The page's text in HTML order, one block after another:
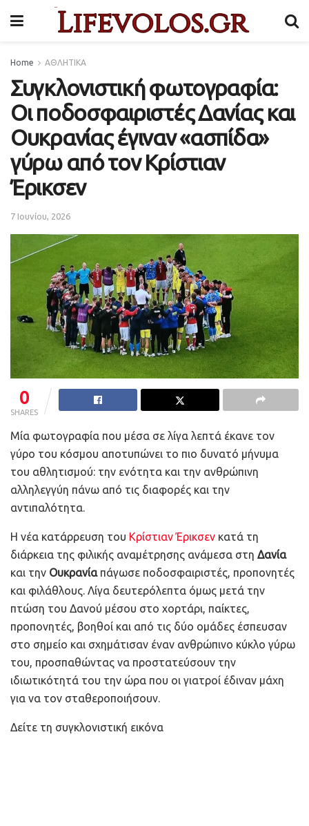
Home ΑΘΛΗΤΙΚΑ
Συγκλονιστική φωτογραφία:
Οι ποδοσφαιριστές Δανίας και
Ουκρανίας έγιναν «ασπίδα»
γύρω από τον Κρίστιαν
Έρικσεν
7 Ιουνίου, 2026
0
SHARES
Μία φωτογραφία που μέσα σε λίγα λεπτά έκανε τον
γύρο του κόσμου αποτυπώνει το πιο δυνατό μήνυμα
του αθλητισμού: την ενότητα και την ανθρώπινη
αλληλεγγύη πάνω από τις διαφορές και την
αντιπαλότητα.
Η νέα κατάρρευση του Κρίστιαν Έρικσεν κατά τη
διάρκεια της φιλικής αναμέτρησης ανάμεσα στη Δανία
και την Ουκρανίαπάγωσε ποδοσφαιριστές, προπονητές
και φιλάθλους. Λίγα δευτερόλεπτα όμως μετά την
πτώση του Δανού μέσου στο χορτάρι, παίκτες,
προπονητές, βοηθοί και από τις δύο ομάδες έσπευσαν
στο σημείο και σχημάτισαν έναν ανθρώπινο κύκλο γύρω
του, προσπαθώντας να προστατεύσουν την
ιδιωτικότητά του την ώρα που οι γιατροί έδιναν μάχη
για να τον σταθεροποιήσουν.
Δείτε τη συγκλονιστική εικόνα